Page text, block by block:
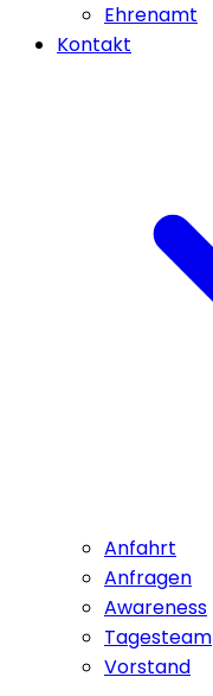
Ehrenamt
Kontakt
Anfahrt
Anfragen
Awareness
Tagesteam
Vorstand